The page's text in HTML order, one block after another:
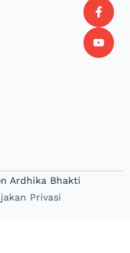
Ardhika Bhakti
Privasi